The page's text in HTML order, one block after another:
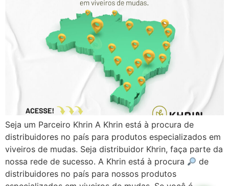
Seja um Parceiro Khrin A Khrin está à procura de
distribuidores no país para produtos especializados em
viveiros de mudas. Seja distribuidor Khrin, faça parte da
nossa rede de sucesso. A Khrin está à procura
de
distribuidores no país para nossos produtos